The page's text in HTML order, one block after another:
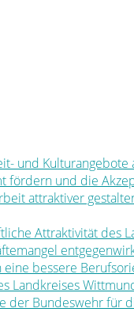
und
fördern und die
attraktiver
Attraktivität des
bessere
Landkreises
der Bundeswehr für